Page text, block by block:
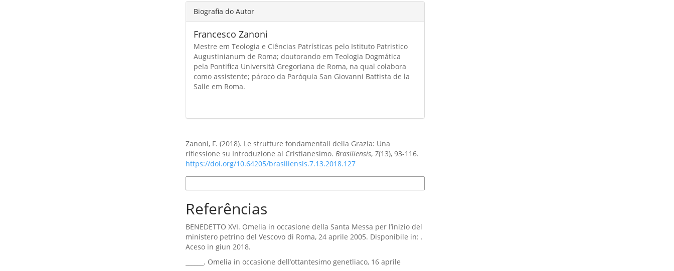
Biografia do Autor
Francesco Zanoni
Mestre em Teologia e Ciências Patrísticas pelo Istituto Patristico
Augustinianum de Roma; doutorando em Teologia Dogmática
pela Pontifica Università Gregoriana de Roma, na qual colabora
como assistente; pároco da Paróquia San Giovanni Battista de la
Salle em Roma.
Zanoni, F. (2018). Le strutture fondamentali della Grazia: Una
riflessione su Introduzione al Cristianesimo. Brasiliensis, 7(13), 93-116.
https://doi.org/10.64205/brasiliensis.7.13.2018.127
Referências
BENEDETTO XVI. Omelia in occasione della Santa Messa per l’inizio del
ministero petrino del Vescovo di Roma, 24 aprile 2005. Disponibile in: .
Aceso in giun 2018.
______. Omelia in occasione dell’ottantesimo genetliaco, 16 aprile